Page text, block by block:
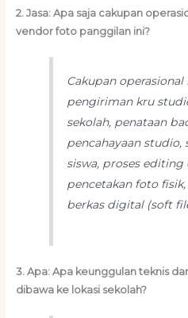
2. Jasa: Apa saja cakupan
vendor foto panggilan ini?
Cakupan
pengiriman kru
sekolah, penataan
pencahayaan studio,
siswa, proses editing
pencetakan foto
berkas digital (soft
3. Apa: Apa keunggulan teknis
dibawa ke lokasi sekolah?